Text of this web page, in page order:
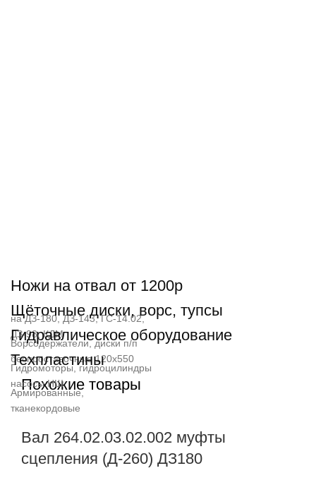
Ножи на отвал от 1200р
на ДЗ-180, ДЗ-143, ГС-14.02,
ДЗ-98, КДМ
Щёточные диски, ворс, тупсы
Ворсодержатели, диски п/п
беспроставочные 120х550
Гидравлическое оборудование
Гидромоторы, гидроцилиндры
насосы НШ
Техпластины
Армированные,
тканекордовые
Похожие товары
Вал 264.02.03.02.002 муфты
сцепления (Д-260) ДЗ180